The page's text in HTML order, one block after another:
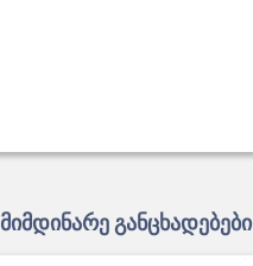
მიმდინარე განცხადებები